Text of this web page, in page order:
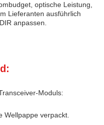
optische Leistung,
Lieferanten ausführlich
anpassen.
Moduls:
Wellpappe verpackt.